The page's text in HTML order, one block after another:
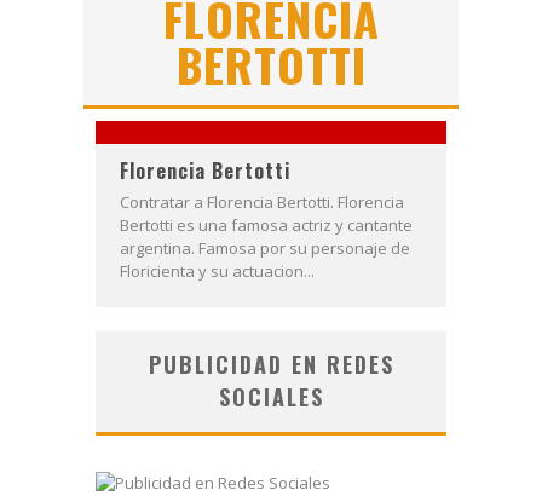
Los Ángeles Azules
FLORENCIA
BERTOTTI
Florencia Bertotti
Contratar a Florencia Bertotti. Florencia
Bertotti es una famosa actriz y cantante
argentina. Famosa por su personaje de
Floricienta y su actuacion...
PUBLICIDAD EN REDES
SOCIALES